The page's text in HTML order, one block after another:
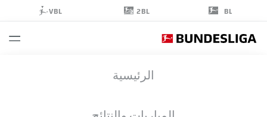
BL
2BL
VBL
الرئيسية